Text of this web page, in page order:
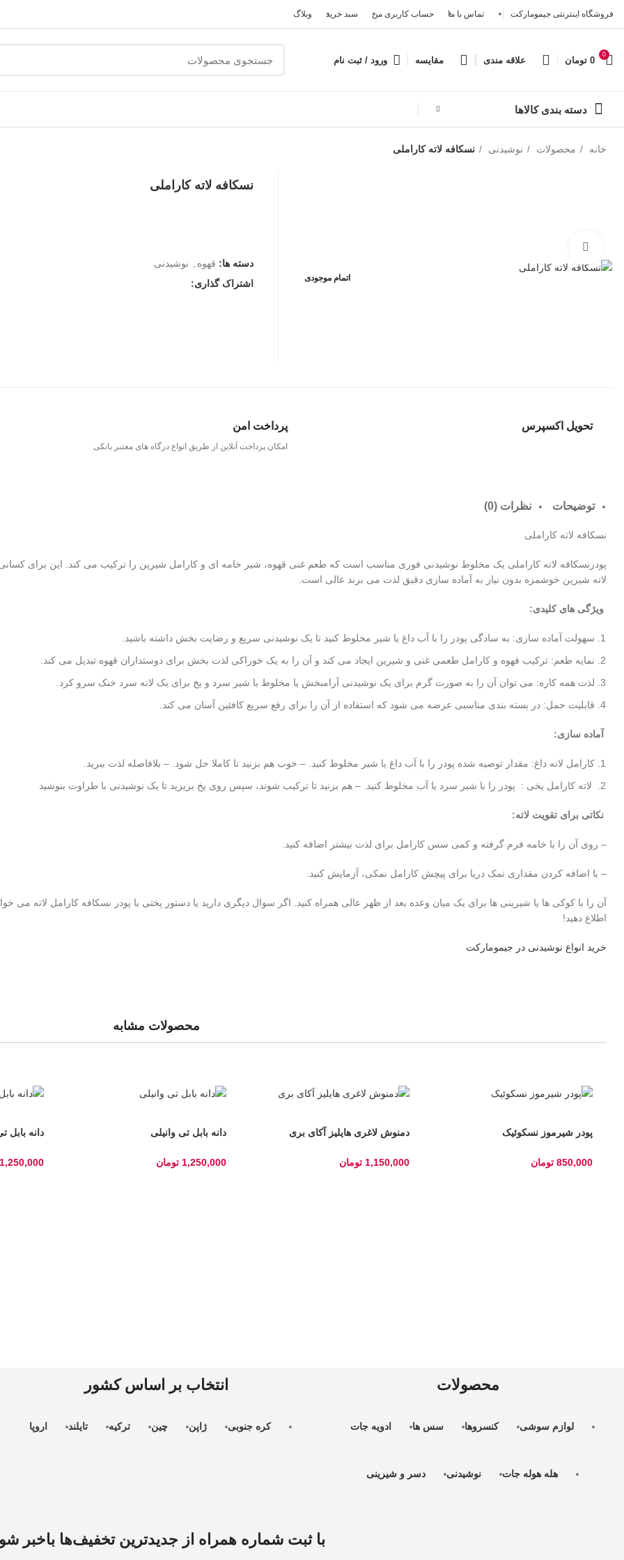
فروشگاه اینترنتی جیمومارکت تماس با ما حساب کاربری من سبد خرید وبلاگ
0
0 تومان علاقه مندی مقایسه ورود / ثبت نام
دسته بندی کالاها
خانه محصولات نوشیدنی نسکافه لاته کاراملی
اتمام موجودی
نسکافه لاته کاراملی
دسته ها: قهوه
نوشیدنی
اشتراک گذاری:
تحویل اکسپرس پرداخت امن
امکان پرداخت آنلاین از طریق انواع درگاه های معتبر بانکی
توضیحات نظرات (0)
نسکافه لاته کاراملی
پودرنسکافه لاته کاراملی یک مخلوط نوشیدنی فوری مناسب است که طعم غنی قهوه، شیر خامه ای و کارامل شیرین را ترکیب می کند. این برای
لاته شیرین خوشمزه بدون نیاز به آماده سازی دقیق لذت می برند عالی است.
ویژگی های کلیدی:
سهولت آماده سازی: به سادگی پودر را با آب داغ یا شیر مخلوط کنید تا یک نوشیدنی سریع و رضایت بخش داشته باشید.
نمایه طعم: ترکیب قهوه و کارامل طعمی غنی و شیرین ایجاد می کند و آن را به یک خوراکی لذت بخش برای دوستداران قهوه تبدیل می کند.
لذت همه کاره: می توان آن را به صورت گرم برای یک نوشیدنی آرامبخش یا مخلوط با شیر سرد و یخ برای یک لاته سرد خنک سرو کرد.
قابلیت حمل: در بسته بندی مناسبی عرضه می شود که استفاده از آن را برای رفع سریع کافئین آسان می کند.
آماده سازی:
کارامل لاته داغ: مقدار توصیه شده پودر را با آب داغ یا شیر مخلوط کنید. – خوب هم بزنید تا کاملا حل شود. – بلافاصله لذت ببرید.
لاته کارامل یخی : پودر را با شیر سرد یا آب مخلوط کنید. – هم بزنید تا ترکیب شوند، سپس روی یخ بریزید تا یک نوشیدنی با طراوت بنوشید
نکاتی برای تقویت لاته:
– روی آن را با خامه فرم گرفته و کمی سس کارامل برای لذت بیشتر اضافه کنید.
– با اضافه کردن مقداری نمک دریا برای پیچش کارامل نمکی، آزمایش کنید.
آن را با کوکی ها یا شیرینی ها برای یک میان وعده بعد از ظهر عالی همراه کنید. اگر سوال دیگری دارید یا دستور پختی با پودر نسکافه کارامل لاته می
اطلاع دهید!
خرید انواع نوشیدنی در جیمومارکت
محصولات مشابه
پودر شیرموز نسکوئیک
850,000 تومان
دمنوش لاغری هایلیز آکای بری
1,150,000 تومان
دانه بابل تی وانیلی
1,250,000 تومان
دانه بابل
1,250,000
محصولات
لوازم سوشی کنسروها سس ها ادویه جات
هله هوله جات نوشیدنی دسر و شیرینی
انتخاب بر اساس کشور
کره جنوبی ژاپن چین ترکیه تایلند اروپا
با ثبت شماره همراه از جدید‌ترین تخفیف‌ها با‌خبر